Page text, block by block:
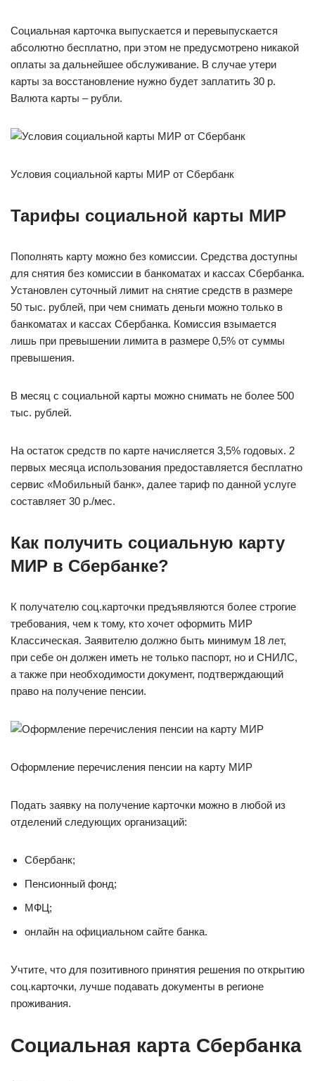
Социальная карточка выпускается и перевыпускается
абсолютно бесплатно, при этом не предусмотрено никакой
оплаты за дальнейшее обслуживание. В случае утери
карты за восстановление нужно будет заплатить 30 р.
Валюта карты – рубли.
Условия социальной карты МИР от Сбербанк
Тарифы социальной карты МИР
Пополнять карту можно без комиссии. Средства доступны
для снятия без комиссии в банкоматах и кассах Сбербанка.
Установлен суточный лимит на снятие средств в размере
50 тыс. рублей, при чем снимать деньги можно только в
банкоматах и кассах Сбербанка. Комиссия взымается
лишь при превышении лимита в размере 0,5% от суммы
превышения.
В месяц с социальной карты можно снимать не более 500
тыс. рублей.
На остаток средств по карте начисляется 3,5% годовых. 2
первых месяца использования предоставляется бесплатно
сервис «Мобильный банк», далее тариф по данной услуге
составляет 30 р./мес.
Как получить социальную карту
МИР в Сбербанке?
К получателю соц.карточки предъявляются более строгие
требования, чем к тому, кто хочет оформить МИР
Классическая. Заявителю должно быть минимум 18 лет,
при себе он должен иметь не только паспорт, но и СНИЛС,
а также при необходимости документ, подтверждающий
право на получение пенсии.
Оформление перечисления пенсии на карту МИР
Подать заявку на получение карточки можно в любой из
отделений следующих организаций:
Сбербанк;
Пенсионный фонд;
МФЦ;
онлайн на официальном сайте банка.
Учтите, что для позитивного принятия решения по открытию
соц.карточки, лучше подавать документы в регионе
проживания.
Социальная карта Сбербанка